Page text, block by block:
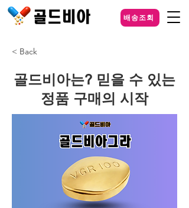
배송조회
< Back
골드비아는? 믿을 수 있는
정품 구매의 시작